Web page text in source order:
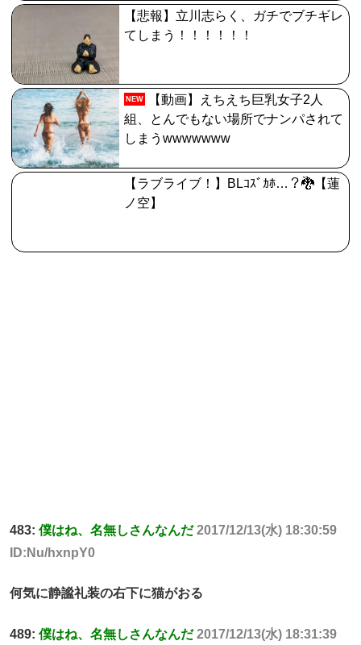
【FGO】神に愛された星1バッファー。アマデウス強化
がすごいと話題に
【悲報】立川志らく、ガチでブチギレ
てしまう！！！！！！
NEW
【動画】えちえち巨乳女子2人
組、とんでもない場所でナンパされて
しまうwwwwwww
【ラブライブ！】BLｺｽﾞｶﾎ…？🐉【蓮
ノ空】
483: 僕はね、名無しさんなんだ 2017/12/13(水) 18:30:59
ID:Nu/hxnpY0
何気に静謐礼装の右下に猫がおる
489: 僕はね、名無しさんなんだ 2017/12/13(水) 18:31:39